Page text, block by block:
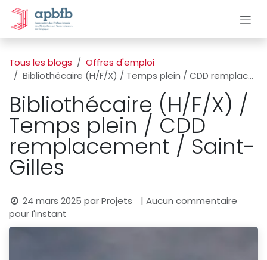
Se rendre au contenu
Tous les blogs
Offres d'emploi
Bibliothécaire (H/F/X) / Temps plein / CDD remplacement / Saint-Gilles
Bibliothécaire (H/F/X) /
Temps plein / CDD
remplacement / Saint-
Gilles
24 mars 2025 parProjets
| Aucun commentaire
pour l'instant